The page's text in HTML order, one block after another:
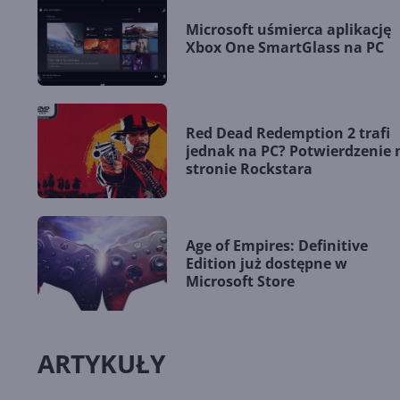
Microsoft uśmierca aplikację
Xbox One SmartGlass na PC
Red Dead Redemption 2 trafi
jednak na PC? Potwierdzenie
stronie Rockstara
Age of Empires: Definitive
Edition już dostępne w
Microsoft Store
ARTYKUŁY